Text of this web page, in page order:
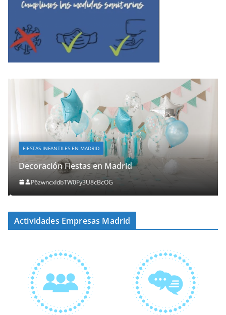
FIESTAS INFANTILES EN MADRID
Decoración Fiestas en Madrid
P6zwncxIdbTW0Fy3U8cBcOG
Actividades Empresas Madrid